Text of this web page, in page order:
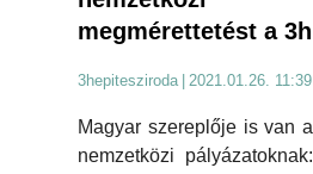
megmérettetést a 3h
3hepitesziroda 2021.01.26. 11:39
Magyar szereplője is van a
nemzetközi pályázatoknak: